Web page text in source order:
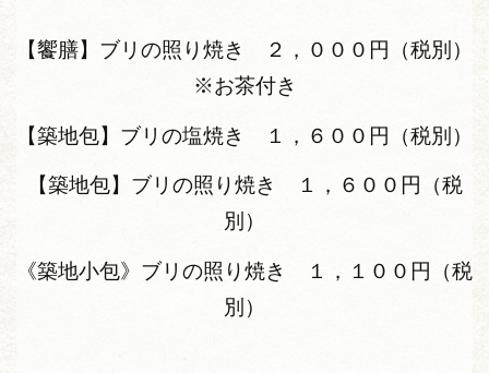
【饗膳】ブリの照り焼き ２，０００円（税別）
※お茶付き
【築地包】ブリの塩焼き １，６００円（税別）
【築地包】ブリの照り焼き １，６００円（税
別）
《築地小包》ブリの照り焼き １，１００円（税
別）